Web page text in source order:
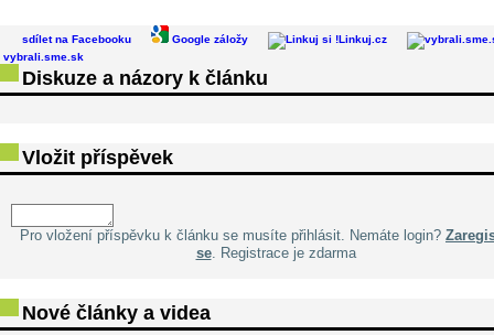
sdílet na Facebooku Google záložy
Linkuj.cz
vybrali.sme.sk
Diskuze a názory k článku
Vložit příspěvek
Pro vložení příspěvku k článku se musíte přihlásit. Nemáte login?
se. Registrace je zdarma
Nové články a videa